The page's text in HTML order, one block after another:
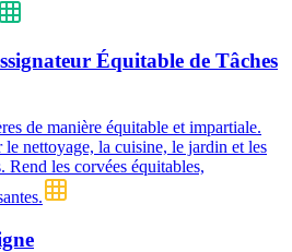
Équitable de Tâches
de manière équitable et impartiale.
nettoyage, la cuisine, le jardin et les
Rend les corvées équitables,